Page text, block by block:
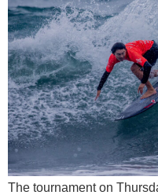
The tournament on